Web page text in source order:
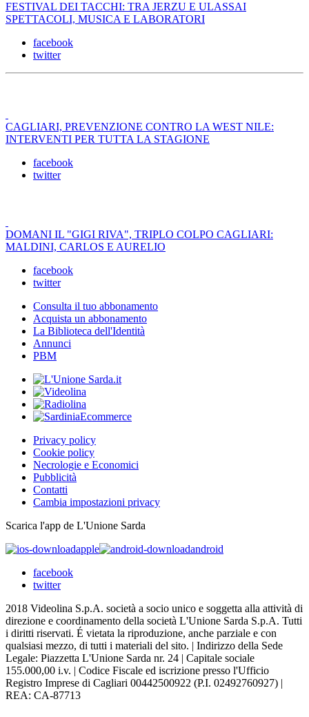
FESTIVAL DEI TACCHI: TRA JERZU E ULASSAI
SPETTACOLI, MUSICA E LABORATORI
facebook
twitter
CAGLIARI, PREVENZIONE CONTRO LA WEST NILE:
INTERVENTI PER TUTTA LA STAGIONE
facebook
twitter
DOMANI IL "GIGI RIVA", TRIPLO COLPO CAGLIARI:
MALDINI, CARLOS E AURELIO
facebook
twitter
Consulta il tuo abbonamento
Acquista un abbonamento
La Biblioteca dell'Identità
Annunci
PBM
Privacy policy
Cookie policy
Necrologie e Economici
Pubblicità
Contatti
Cambia impostazioni privacy
Scarica l'app de L'Unione Sarda
apple
android
facebook
twitter
2018 Videolina S.p.A. società a socio unico e soggetta alla attività di
direzione e coordinamento della società L'Unione Sarda S.p.A. Tutti
i diritti riservati. É vietata la riproduzione, anche parziale e con
qualsiasi mezzo, di tutti i materiali del sito. | Indirizzo della Sede
Legale: Piazzetta L'Unione Sarda nr. 24 | Capitale sociale
155.000,00 i.v. | Codice Fiscale ed iscrizione presso l'Ufficio
Registro Imprese di Cagliari 00442500922 (P.I. 02492760927) |
REA: CA-87713